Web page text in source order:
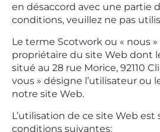
en désaccord avec une partie
conditions, veuillez ne pas
Le terme Scotwork ou « nous
propriétaire du site Web dont
situé au 28 rue Morice, 92110
vous » désigne l’utilisateur ou
notre site Web.
L’utilisation de ce site Web est
conditions suivantes: